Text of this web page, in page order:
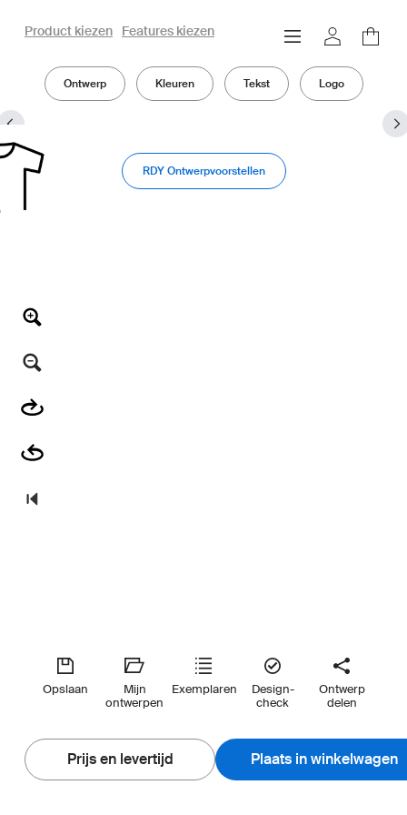
owayo 3D configurator
Product kiezen Features kiezen
Ontwerp Kleuren Tekst Logo
RDY Ontwerpvoorstellen
Opslaan
Mijn
ontwerpen
Exemplaren
Design-
check
Ontwerp
delen
Prijs en levertijd Plaats in winkelwagen